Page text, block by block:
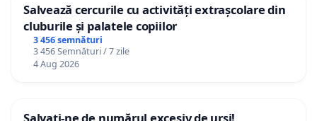
Salvează cercurile cu activități extrașcolare din
cluburile și palatele copiilor
3 456 semnături
3 456 Semnături / 7 zile
4 Aug 2026